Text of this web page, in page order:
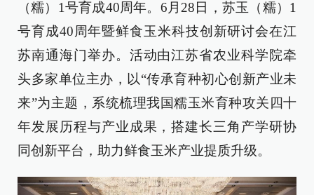
（糯）1号育成40周年。6月28日，苏玉（糯）1
号育成40周年暨鲜食玉米科技创新研讨会在江
苏南通海门举办。活动由江苏省农业科学院牵
头多家单位主办，以“传承育种初心创新产业未
来”为主题，系统梳理我国糯玉米育种攻关四十
年发展历程与产业成果，搭建长三角产学研协
同创新平台，助力鲜食玉米产业提质升级。